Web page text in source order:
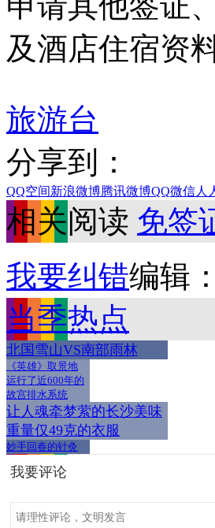
及酒店住宿资料
旅游台
分享到：
QQ空间新浪微博腾讯微博QQ微信人
相关阅读 免签
我要纠错编辑
当季热点
北国雪山VS南部雨林
《英雄》取景地
运行了近600年的
故宫排水系统
让人魂牵梦萦的长沙美味
重量仅49克的衣服
妙手回春的针灸